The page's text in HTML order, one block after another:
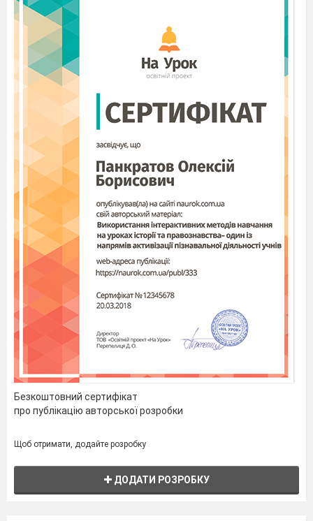
Повільний біг 400 м.
Рухлива гра «Молекула».
ЗРВ на місці з прапорцями.
"Люлька".
ІІ. Основна частина – 26 хв.
Шикування учнів,
команди
Презентація
завдань на кожній
Підготовка місць
Підвищення рівня
загальної
фізичної
ІІІ. Заключна частина – 3 хв.
Безкоштовний сертифікат
про публікацію авторської розробки
Щоб отримати, додайте розробку
ДОДАТИ РОЗРОБКУ